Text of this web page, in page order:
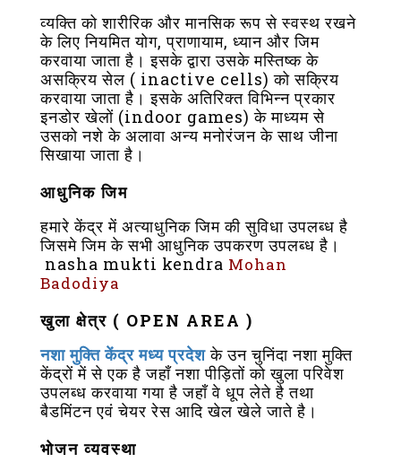
व्यक्ति को शारीरिक और मानसिक रूप से स्वस्थ रखने
के लिए नियमित योग, प्राणायाम, ध्यान और जिम
करवाया जाता है। इसके द्वारा उसके मस्तिष्क के
असक्रिय सेल ( inactive cells) को सक्रिय
करवाया जाता है। इसके अतिरिक्त विभिन्न प्रकार
इनडोर खेलों (indoor games) के माध्यम से
उसको नशे के अलावा अन्य मनोरंजन के साथ जीना
सिखाया जाता है।
आधुनिक जिम
हमारे केंद्र में अत्याधुनिक जिम की सुविधा उपलब्ध है
जिसमे जिम के सभी आधुनिक उपकरण उपलब्ध है।
nasha mukti kendra Mohan
Badodiya
खुला क्षेत्र ( OPEN AREA )
नशा मुक्ति केंद्र मध्य प्रदेशके उन चुनिंदा नशा मुक्ति
केंद्रों में से एक है जहाँ नशा पीड़ितों को खुला परिवेश
उपलब्ध करवाया गया है जहाँ वे धूप लेते है तथा
बैडमिंटन एवं चेयर रेस आदि खेल खेले जाते है।
भोजन व्यवस्था